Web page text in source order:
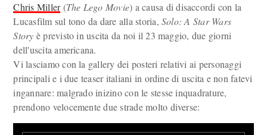
Chris Miller(The Lego Movie) a causa di disaccordi con la
Lucasfilm sul tono da dare alla storia,Solo: A Star Wars
Story è previsto in uscita da noi il 23 maggio, due giorni
dell'uscita americana.
Vi lasciamo con la gallery dei posteri relativi ai personaggi
principali e i due teaser italiani in ordine di uscita e non fatevi
ingannare: malgrado inizino con le stesse inquadrature,
prendono velocemente due strade molto diverse: